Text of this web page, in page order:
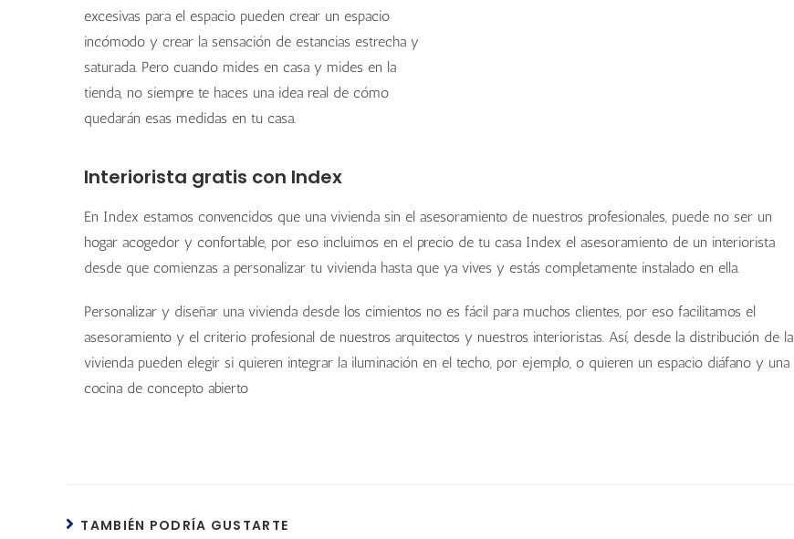
excesivas para el espacio pueden crear un espacio
incómodo y crear la sensación de estancias estrecha y
saturada. Pero cuando mides en casa y mides en la
tienda, no siempre te haces una idea real de cómo
quedarán esas medidas en tu casa.
Interiorista gratis con Index
En Index estamos convencidos que una vivienda sin el asesoramiento de nuestros profesionales, puede no ser un
hogar acogedor y confortable, por eso incluimos en el precio de tu casa Index el asesoramiento de un interiorista
desde que comienzas a personalizar tu vivienda hasta que ya vives y estás completamente instalado en ella.
Personalizar y diseñar una vivienda desde los cimientos no es fácil para muchos clientes, por eso facilitamos el
asesoramiento y el criterio profesional de nuestros arquitectos y nuestros interioristas. Así, desde la distribución de la
vivienda pueden elegir si quieren integrar la iluminación en el techo, por ejemplo, o quieren un espacio diáfano y una
cocina de concepto abierto
TAMBIÉN PODRÍA GUSTARTE